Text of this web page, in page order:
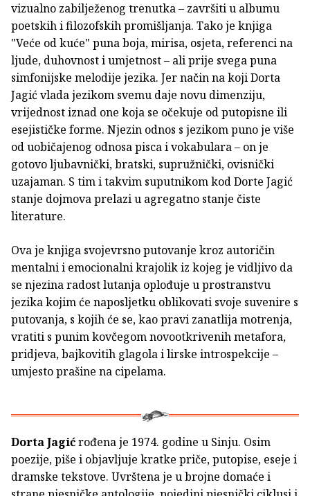
vizualno zabilježenog trenutka – završiti u albumu
poetskih i filozofskih promišljanja. Tako je knjiga
"Veće od kuće" puna boja, mirisa, osjeta, referenci na
ljude, duhovnost i umjetnost – ali prije svega puna
simfonijske melodije jezika. Jer način na koji Dorta
Jagić vlada jezikom svemu daje novu dimenziju,
vrijednost iznad one koja se očekuje od putopisne ili
esejističke forme. Njezin odnos s jezikom puno je više
od uobičajenog odnosa pisca i vokabulara – on je
gotovo ljubavnički, bratski, supružnički, ovisnički
uzajaman. S tim i takvim suputnikom kod Dorte Jagić
stanje dojmova prelazi u agregatno stanje čiste
literature.
Ova je knjiga svojevrsno putovanje kroz autoričin
mentalni i emocionalni krajolik iz kojeg je vidljivo da
se njezina radost lutanja oplođuje u prostranstvu
jezika kojim će naposljetku oblikovati svoje suvenire s
putovanja, s kojih će se, kao pravi zanatlija motrenja,
vratiti s punim kovčegom novootkrivenih metafora,
pridjeva, bajkovitih glagola i lirske introspekcije –
umjesto prašine na cipelama.
Dorta Jagićrođena je 1974. godine u Sinju. Osim
poezije, piše i objavljuje kratke priče, putopise, eseje i
dramske tekstove. Uvrštena je u brojne domaće i